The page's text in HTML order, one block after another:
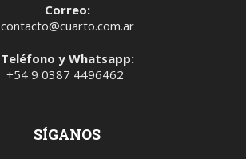
Correo:
contacto@cuarto.com.ar
Teléfono y Whatsapp:
+54 9 0387 4496462
SÍGANOS